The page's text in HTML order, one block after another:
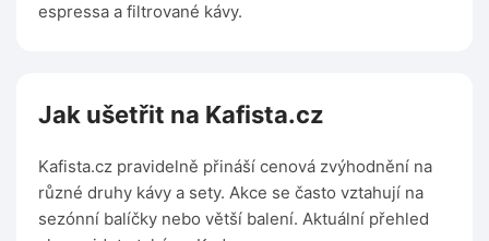
espressa a filtrované kávy.
Jak ušetřit na Kafista.cz
Kafista.cz pravidelně přináší cenová zvýhodnění na
různé druhy kávy a sety. Akce se často vztahují na
sezónní balíčky nebo větší balení. Aktuální přehled